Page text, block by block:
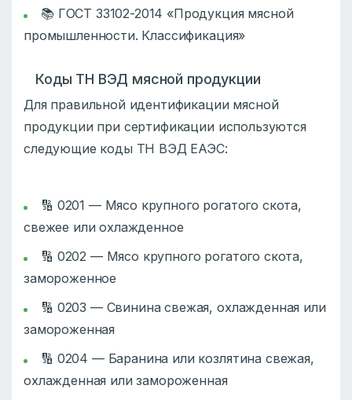
📚 ГОСТ 33102-2014 «Продукция мясной
промышленности. Классификация»
Коды ТН ВЭД мясной продукции
Для правильной идентификации мясной
продукции при сертификации используются
следующие коды ТН ВЭД ЕАЭС:
🔢 0201 — Мясо крупного рогатого скота,
свежее или охлажденное
🔢 0202 — Мясо крупного рогатого скота,
замороженное
🔢 0203 — Свинина свежая, охлажденная или
замороженная
🔢 0204 — Баранина или козлятина свежая,
охлажденная или замороженная